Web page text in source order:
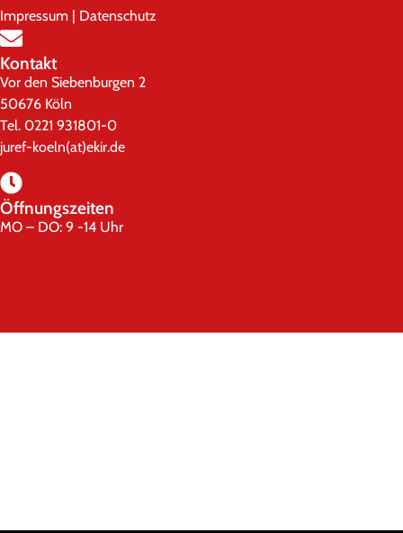
Impressum Datenschutz
Kontakt
Vor den Siebenburgen 2
50676 Köln
Tel. 0221 931801-0
juref-koeln(at)ekir.de
Öffnungszeiten
MO – DO: 9 -14 Uhr